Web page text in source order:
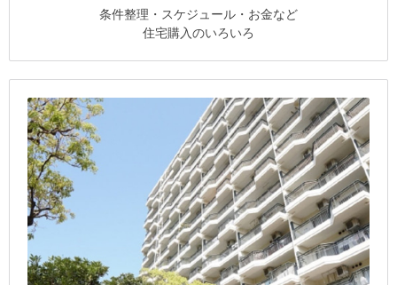
条件整理・スケジュール・お金など
住宅購入のいろいろ